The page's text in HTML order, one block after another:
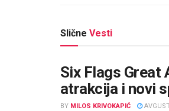
Slične Vesti
Six Flags
atrakcija i novi
BY MILOS KRIVOKAPIĆ